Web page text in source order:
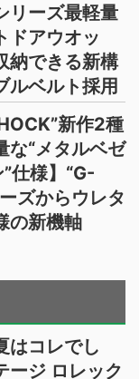
リーズ最軽量
ドアウオッ
納できる新構
ルベルト採用
新作2種
な“メタルベゼ
仕様】“G-
ズからウレタ
の新機軸
はコレでし
ージ ロレック